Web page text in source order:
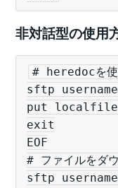
非対話型の使用
# heredocを使
sftp
put
exit
EOF
# ファイルをダ
sftp